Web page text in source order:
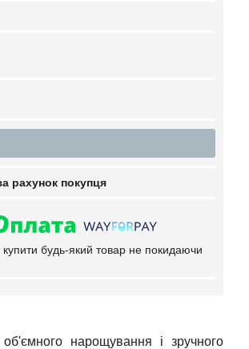
рахунок покупця
купити будь-який товар не покидаючи
нарощування і зручного